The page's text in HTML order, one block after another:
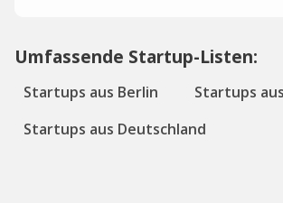
Umfassende Startup-Listen:
Startups aus Berlin
Startups
Startups aus Deutschland